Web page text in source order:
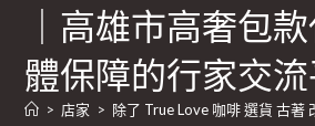
｜高雄市高奢包
體保障的行家交
> 店家 > 除了 True Love 咖啡 選貨 古